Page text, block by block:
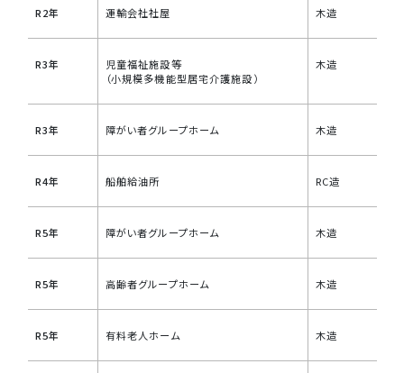
R2年 運輸会社社屋 木造
R3年
児童福祉施設等
（小規模多機能型居宅介護施設）
木造
R3年 障がい者グループホーム 木造
R4年 船舶給油所 RC造
R5年 障がい者グループホーム 木造
R5年 高齢者グループホーム 木造
R5年 有料老人ホーム 木造